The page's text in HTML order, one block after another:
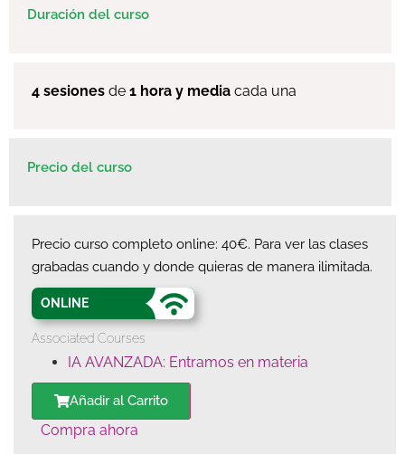
Duración del curso
4 sesiones de 1 hora y media cada una
Precio del curso
Precio curso completo online: 40€. Para ver las clases
grabadas cuando y donde quieras de manera ilimitada.
ONLINE
Associated Courses
IA AVANZADA: Entramos en materia
Añadir al Carrito
Compra ahora